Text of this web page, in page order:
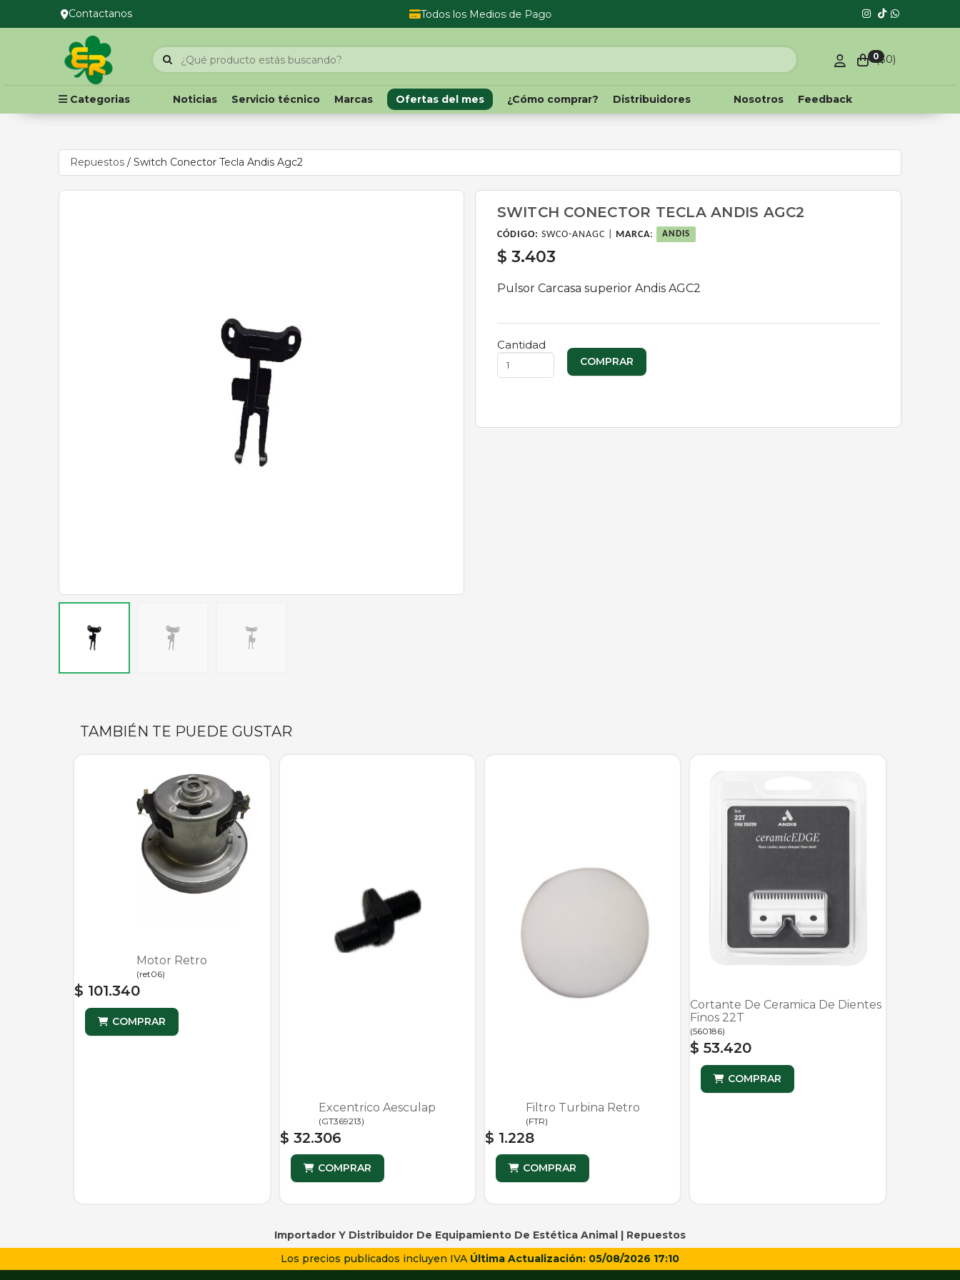
Contactanos Todos los Medios de Pago
0($0)
Categorias Noticias Servicio técnico Marcas Ofertas del mes ¿Cómo comprar? Distribuidores Nosotros Feedback
Repuestos / Switch Conector Tecla Andis Agc2
SWITCH CONECTOR TECLA ANDIS AGC2
CÓDIGO: SWCO-ANAGC | MARCA: ANDIS
$ 3.403
Pulsor Carcasa superior Andis AGC2
Cantidad
TAMBIÉN TE PUEDE GUSTAR
Motor Retro
(ret06)
$ 101.340
COMPRAR
Excentrico Aesculap
(GT369213)
$ 32.306
COMPRAR
Filtro Turbina Retro
(FTR)
$ 1.228
COMPRAR
Cortante De Ceramica De Dientes
Finos 22T
(560186)
$ 53.420
COMPRAR
Importador Y Distribuidor De Equipamiento De Estética Animal | Repuestos
Los precios publicados incluyen IVA Última Actualización: 05/08/2026 17:10